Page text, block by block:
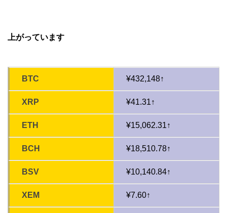
上がっています
BTC ¥432,148↑
XRP ¥41.31↑
ETH ¥15,062.31↑
BCH ¥18,510.78↑
BSV ¥10,140.84↑
XEM ¥7.60↑